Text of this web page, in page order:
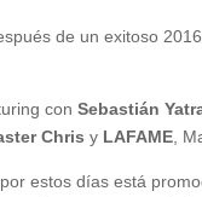
de un exitoso
conSebastián
Chris y LAFAME ,
por estos días está